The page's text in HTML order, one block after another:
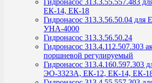
Гидронасос 313.3.55.557.483
ЕК-14, ЕК-18
Гидронасос 313.3.56.50.04
УНА-4000
Гидронасос 313.3.56.50.24
Гидронасос 313.4.112.507.303
поршневой регулируемый
Гидронасос 313.4.160.597.303
ЭО-3323А, ЕК-12, ЕК-14, ЕК-